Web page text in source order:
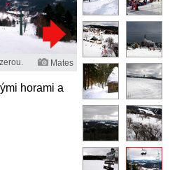
Mates
horami a